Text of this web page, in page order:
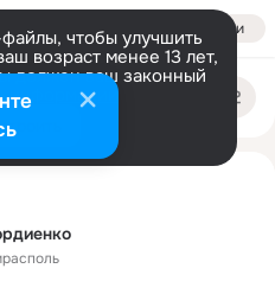
Войти
чтобы улучшить
возраст менее 13 лет,
должен ваш законный
информации